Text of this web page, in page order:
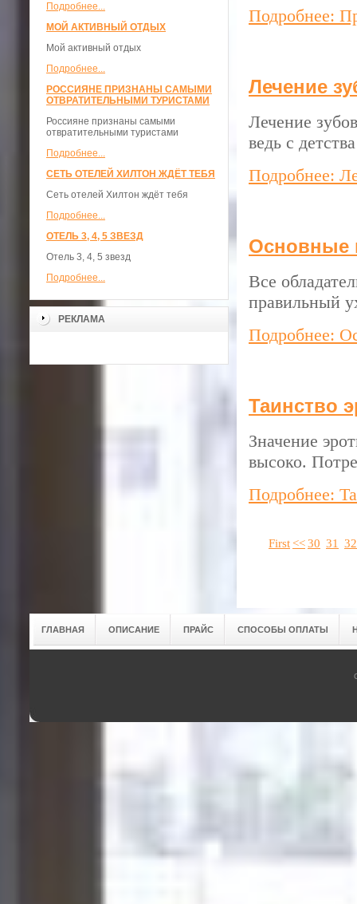
Подробнее...
МОЙ АКТИВНЫЙ ОТДЫХ
Мой активный отдых
Подробнее...
РОССИЯНЕ ПРИЗНАНЫ САМЫМИ
ОТВРАТИТЕЛЬНЫМИ ТУРИСТАМИ
Россияне признаны самыми
отвратительными туристами
Подробнее...
СЕТЬ ОТЕЛЕЙ ХИЛТОН ЖДЁТ ТЕБЯ
Сеть отелей Хилтон ждёт тебя
Подробнее...
ОТЕЛЬ 3, 4, 5 ЗВЕЗД
Отель 3, 4, 5 звезд
Подробнее...
РЕКЛАМА
Подробнее:
Лечение
Лечение
ведь с
Подробнее:
Основные
Все
правильный
Подробнее:
Таинство
Значение
высоко.
Подробнее:
First<<30 31 32
ГЛАВНАЯ ОПИСАНИЕ ПРАЙС СПОСОБЫ ОПЛАТЫ